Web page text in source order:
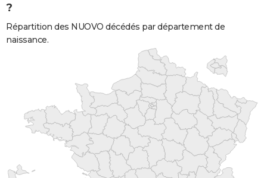
?
Répartition des NUOVO décédés par département de
naissance.